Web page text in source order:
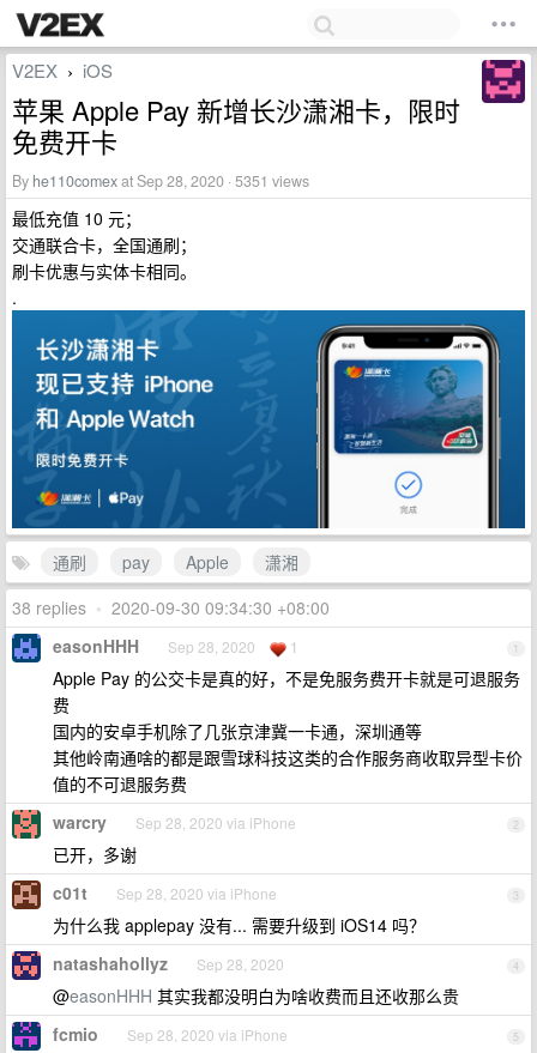
V2EX › iOS
苹果 Apple Pay 新增长沙潇湘卡，限时
免费开卡
By he110comexat Sep 28, 2020 · 5351 views
最低充值 10 元；
交通联合卡，全国通刷；
刷卡优惠与实体卡相同。
.
通刷 pay Apple
潇湘
38 replies • 2020-09-30 09:34:30 +08:00
1
easonHHH Sep 28, 2020 1
Apple Pay 的公交卡是真的好，不是免服务费开卡就是可退服务
费
国内的安卓手机除了几张京津冀一卡通，深圳通等
其他岭南通啥的都是跟雪球科技这类的合作服务商收取异型卡价
值的不可退服务费
2
warcry Sep 28, 2020 via iPhone
已开，多谢
3
c01t Sep 28, 2020 via iPhone
为什么我 applepay 没有... 需要升级到 iOS14 吗？
4
natashahollyz Sep 28, 2020
@easonHHH 其实我都没明白为啥收费而且还收那么贵
5
fcmio Sep 28, 2020 via iPhone